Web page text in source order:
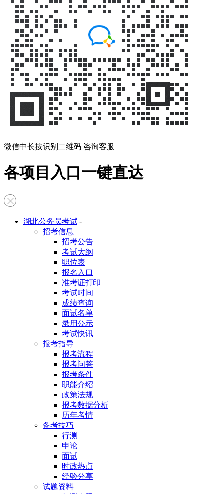
微信中长按识别二维码 咨询客服
各项目入口一键直达
湖北公务员考试 -
招考信息
招考公告
考试大纲
职位表
报名入口
准考证打印
考试时间
成绩查询
面试名单
录用公示
考试快讯
报考指导
报考流程
报考问答
报考条件
职能介绍
政策法规
报考数据分析
历年考情
备考技巧
行测
申论
面试
时政热点
经验分享
试题资料